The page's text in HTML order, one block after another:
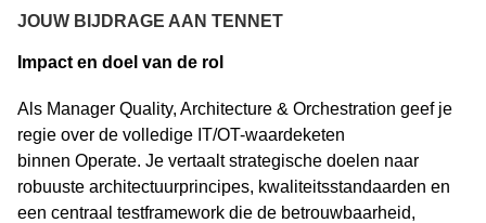
JOUW BIJDRAGE AAN TENNET
Impact en doel van de rol
Als Manager Quality, Architecture & Orchestration geef je
regie over de volledige IT/OT-waardeketen
binnen Operate. Je vertaalt strategische doelen naar
robuuste architectuurprincipes, kwaliteitsstandaarden en
een centraal testframework die de betrouwbaarheid,